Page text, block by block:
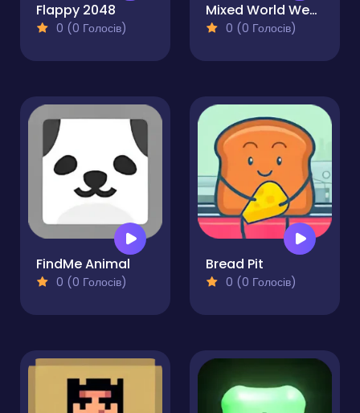
Flappy 2048
0 (0 Голосів)
Mixed World Weekend
0 (0 Голосів)
FindMe Animal
0 (0 Голосів)
Bread Pit
0 (0 Голосів)